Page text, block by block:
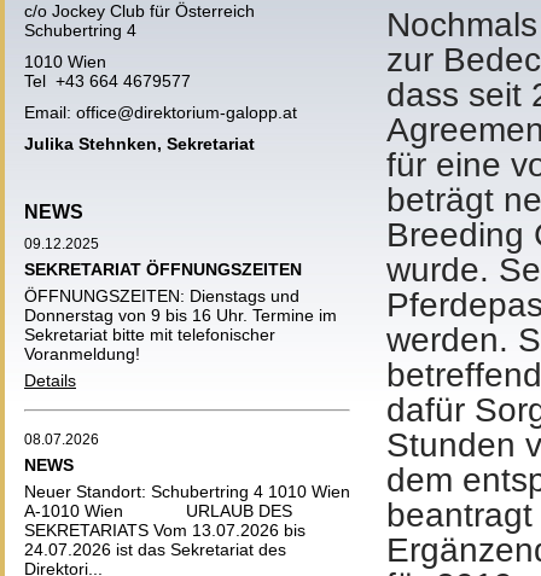
c/o Jockey Club für Österreich
Schubertring 4
1010 Wien
Tel +43 664 4679577
Email: office@direktorium-galopp.at
Julika Stehnken, Sekretariat
NEWS
09.12.2025
SEKRETARIAT ÖFFNUNGSZEITEN
ÖFFNUNGSZEITEN: Dienstags und
Donnerstag von 9 bis 16 Uhr. Termine im
Sekretariat bitte mit telefonischer
Voranmeldung!
Details
08.07.2026
NEWS
Neuer Standort: Schubertring 4 1010 Wien
A-1010 Wien URLAUB DES
SEKRETARIATS Vom 13.07.2026 bis
24.07.2026 ist das Sekretariat des
Direktori...
zur
dass seit
für eine
beträgt
Breeding
wurde.
werden.
dafür
Stunden
dem